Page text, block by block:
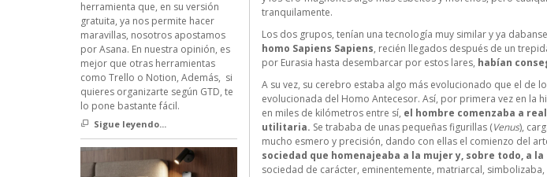
tranquilamente.
Los dos grupos, tenían una tecnología muy similar y ya
homo Sapiens Sapiens, recién llegados después de un
por Eurasia hasta desembarcar por estos lares, habían
A su vez, su cerebro estaba algo más evolucionado que el de
evolucionada del Homo Antecesor. Así, por primera vez en la
en miles de kilómetros entre sí, el hombre comenzaba a
utilitaria. Se trababa de unas pequeñas figurillas (Venus),
mucho esmero y precisión, dando con ellas el comienzo del
sociedad que homenajeaba a la mujer y, sobre todo, a
sociedad de carácter, eminentemente, matriarcal,
herramienta que, en su versión
gratuita, ya nos permite hacer
maravillas, nosotros apostamos
por Asana. En nuestra opinión, es
mejor que otras herramientas
como Trello o Notion, Además, si
quieres organizarte según GTD, te
lo pone bastante fácil.
Sigue leyendo...